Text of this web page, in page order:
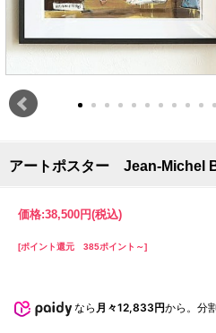
アートポスター Jean-Michel
価格:38,500円(税込)
[ポイント還元 385ポイント～]
なら 月々12,833円から。分